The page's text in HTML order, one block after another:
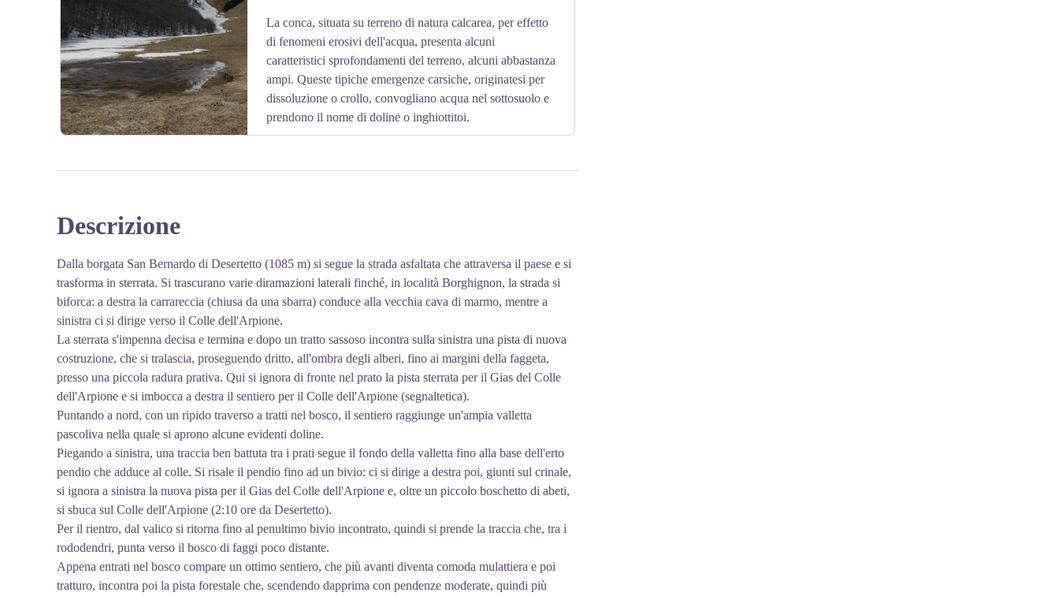
View picture in full screen
View picture in full screen
La conca, situata su terreno di natura calcarea, per effetto
di fenomeni erosivi dell'acqua, presenta alcuni
caratteristici sprofondamenti del terreno, alcuni abbastanza
ampi. Queste tipiche emergenze carsiche, originatesi per
dissoluzione o crollo, convogliano acqua nel sottosuolo e
prendono il nome di doline o inghiottitoi.
Descrizione
Dalla borgata San Bernardo di Desertetto (1085 m) si segue la strada asfaltata che attraversa il paese e si
trasforma in sterrata. Si trascurano varie diramazioni laterali finché, in località Borghignon, la strada si
biforca: a destra la carrareccia (chiusa da una sbarra) conduce alla vecchia cava di marmo, mentre a
sinistra ci si dirige verso il Colle dell'Arpione.
La sterrata s'impenna decisa e termina e dopo un tratto sassoso incontra sulla sinistra una pista di nuova
costruzione, che si tralascia, proseguendo dritto, all'ombra degli alberi, fino ai margini della faggeta,
presso una piccola radura prativa. Qui si ignora di fronte nel prato la pista sterrata per il Gias del Colle
dell'Arpione e si imbocca a destra il sentiero per il Colle dell'Arpione (segnaltetica).
Puntando a nord, con un ripido traverso a tratti nel bosco, il sentiero raggiunge un'ampia valletta
pascoliva nella quale si aprono alcune evidenti doline.
Piegando a sinistra, una traccia ben battuta tra i prati segue il fondo della valletta fino alla base dell'erto
pendio che adduce al colle. Si risale il pendio fino ad un bivio: ci si dirige a destra poi, giunti sul crinale,
si ignora a sinistra la nuova pista per il Gias del Colle dell'Arpione e, oltre un piccolo boschetto di abeti,
si sbuca sul Colle dell'Arpione (2:10 ore da Desertetto).
Per il rientro, dal valico si ritorna fino al penultimo bivio incontrato, quindi si prende la traccia che, tra i
rododendri, punta verso il bosco di faggi poco distante.
Appena entrati nel bosco compare un ottimo sentiero, che più avanti diventa comoda mulattiera e poi
tratturo, incontra poi la pista forestale che, scendendo dapprima con pendenze moderate, quindi più